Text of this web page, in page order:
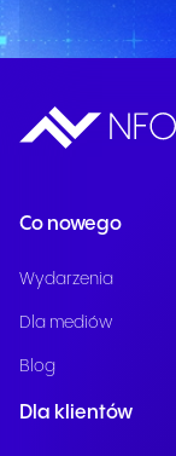
Co nowego
Wydarzenia
Dla mediów
Blog
Dla klientów